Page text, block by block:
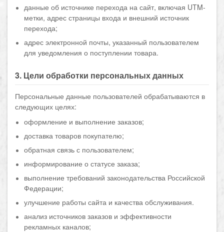
данные об источнике перехода на сайт, включая UTM-
метки, адрес страницы входа и внешний источник
перехода;
адрес электронной почты, указанный пользователем
для уведомления о поступлении товара.
3. Цели обработки персональных данных
Персональные данные пользователей обрабатываются в
следующих целях:
оформление и выполнение заказов;
доставка товаров покупателю;
обратная связь с пользователем;
информирование о статусе заказа;
выполнение требований законодательства Российской
Федерации;
улучшение работы сайта и качества обслуживания.
анализ источников заказов и эффективности
рекламных каналов;